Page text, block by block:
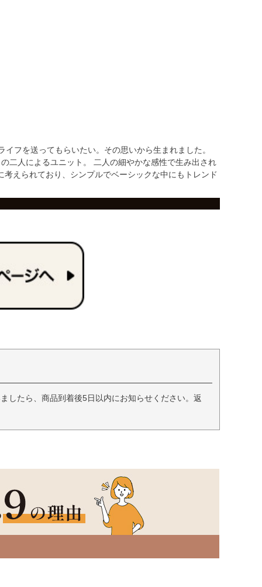
フを送ってもらいたい。その思いから生まれました。
二人によるユニット。 二人の細やかな感性で生み出され
えられており、シンプルでベーシックな中にもトレンド
したら、商品到着後5日以内にお知らせください。返